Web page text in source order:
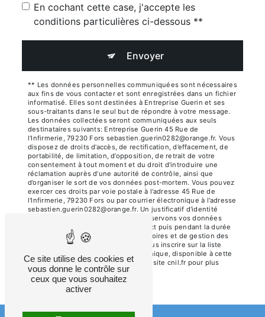
En cochant cette case, j'accepte les
conditions particulières ci-dessous **
Envoyer
** Les données personnelles communiquées sont nécessaires
aux fins de vous contacter et sont enregistrées dans un fichier
informatisé. Elles sont destinées à Entreprise Guerin et ses
sous-traitants dans le seul but de répondre à votre message.
Les données collectées seront communiquées aux seuls
destinataires suivants: Entreprise Guerin 45 Rue de
l'Infirmerie, 79230 Fors sebastien.guerin0282@orange.fr. Vous
disposez de droits d’accès, de rectification, d’effacement, de
portabilité, de limitation, d’opposition, de retrait de votre
consentement à tout moment et du droit d’introduire une
réclamation auprès d’une autorité de contrôle, ainsi que
d’organiser le sort de vos données post-mortem. Vous pouvez
exercer ces droits par voie postale à l'adresse 45 Rue de
l'Infirmerie, 79230 Fors ou par courrier électronique à l'adresse
sebastien.guerin0282@orange.fr. Un justificatif d'identité
pourra vous être demandé. Nous conservons vos données
pendant la période de prise de contact puis pendant la durée
de prescription légale aux fins probatoires et de gestion des
contentieux. Vous avez le droit de vous inscrire sur la liste
d'opposition au démarchage téléphonique, disponible à cette
adresse: Bloctel.gouv.fr. Consultez le site cnil.fr pour plus
d’informations sur vos droits.
Ce site utilise des cookies et
vous donne le contrôle sur
ceux que vous souhaitez
activer